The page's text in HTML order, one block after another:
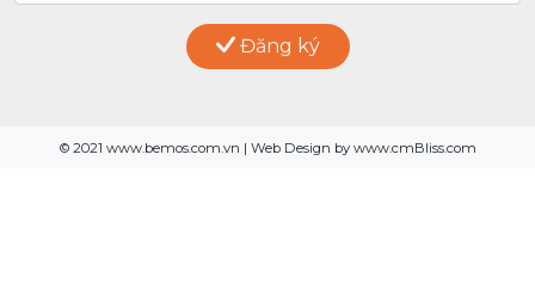
Đăng ký
© 2021 www.bemos.com.vn | Web Design by www.cmBliss.com